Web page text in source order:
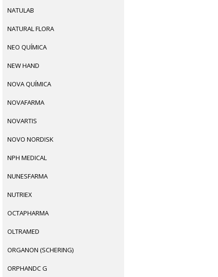
NATULAB
NATURAL FLORA
NEO QUÍMICA
NEW HAND
NOVA QUÍMICA
NOVAFARMA
NOVARTIS
NOVO NORDISK
NPH MEDICAL
NUNESFARMA
NUTRIEX
OCTAPHARMA
OLTRAMED
ORGANON (SCHERING)
ORPHANDC G